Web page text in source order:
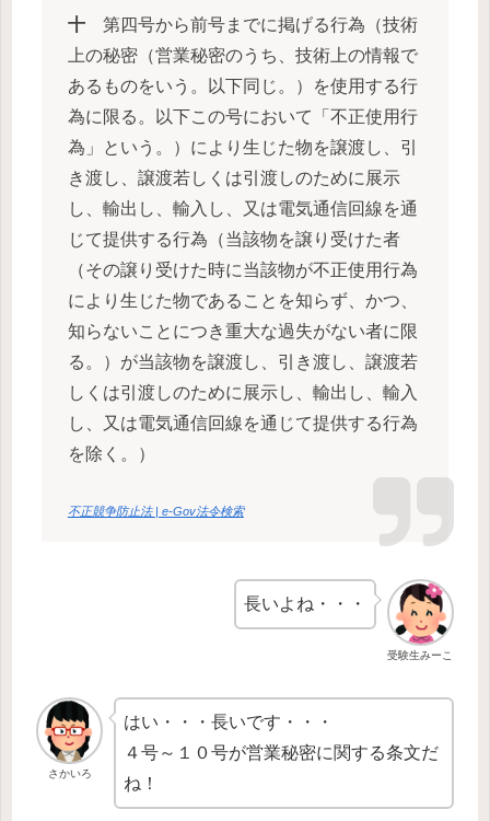
十第四号から前号までに掲げる行為（技術
上の秘密（営業秘密のうち、技術上の情報で
あるものをいう。以下同じ。）を使用する行
為に限る。以下この号において「不正使用行
為」という。）により生じた物を譲渡し、引
き渡し、譲渡若しくは引渡しのために展示
し、輸出し、輸入し、又は電気通信回線を通
じて提供する行為（当該物を譲り受けた者
（その譲り受けた時に当該物が不正使用行為
により生じた物であることを知らず、かつ、
知らないことにつき重大な過失がない者に限
る。）が当該物を譲渡し、引き渡し、譲渡若
しくは引渡しのために展示し、輸出し、輸入
し、又は電気通信回線を通じて提供する行為
を除く。）
不正競争防止法 | e-Gov法令検索
受験生みーこ
長いよね・・・
さかいろ
はい・・・長いです・・・
４号～１０号が営業秘密に関する条文だ
ね！